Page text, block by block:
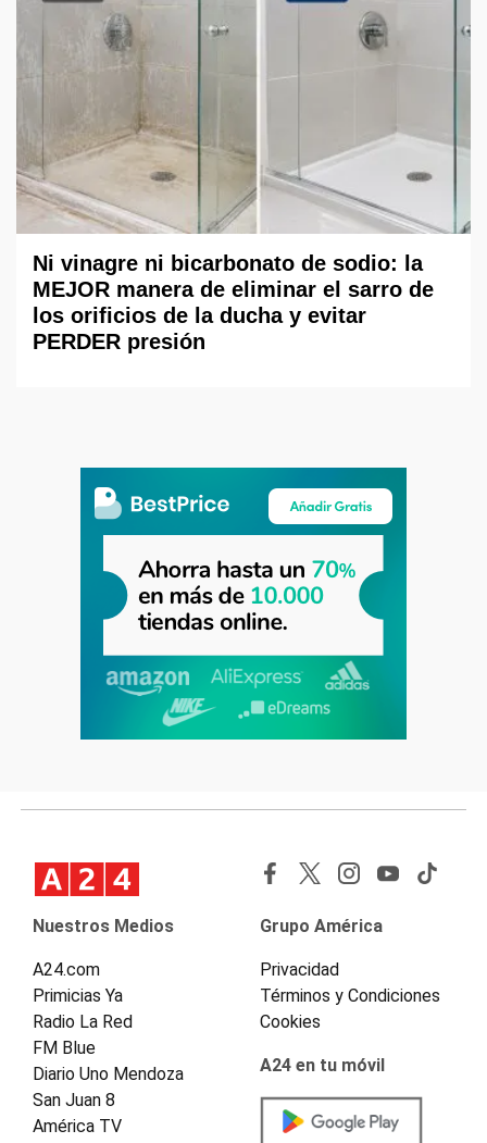
Ni vinagre ni bicarbonato de sodio: la
MEJOR manera de eliminar el sarro de
los orificios de la ducha y evitar
PERDER presión
Nuestros Medios
A24.com
Primicias Ya
Radio La Red
FM Blue
Diario Uno Mendoza
San Juan 8
América TV
Grupo América
Privacidad
Términos y Condiciones
Cookies
A24 en tu móvil